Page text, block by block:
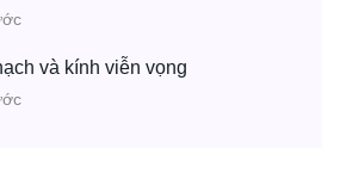
và kính viễn vọng